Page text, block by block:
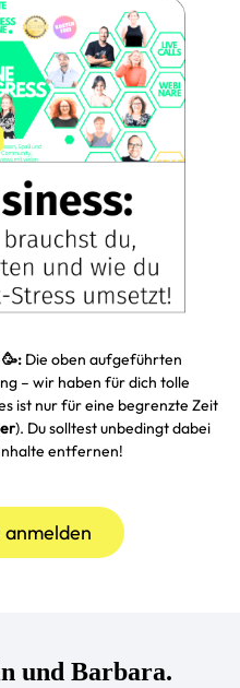
Die oben aufgeführten
– wir haben für dich tolle
ist nur für eine begrenzte Zeit
). Du solltest unbedingt dabei
entfernen!
und Barbara.